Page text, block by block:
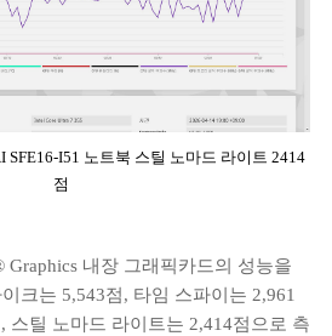
SFE16-I51 노트북 스틸 노마드 라이트 2414
점
내장 그래픽카드의 성능을
크는 5,543점, 타임 스파이는 2,961
스틸 노마드 라이트는 2,414점으로 측